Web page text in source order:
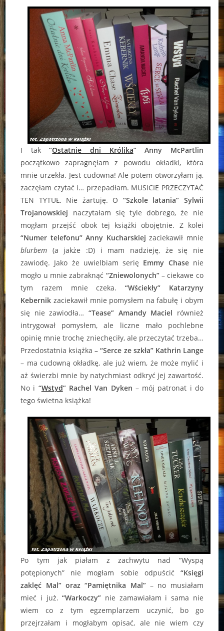
I tak“Ostatnie dni Królika” Anny McPartlin
początkowo zapragnęłam z powodu okładki, która
mnie urzekła. Jest cudowna! Ale potem otworzyłam ją,
zaczęłam czytać i… przepadłam. MUSICIE PRZECZYTAĆ
TEN TYTUŁ. Nie żartuję. O “Szkole latania” Sylwii
Trojanowskiej naczytałam się tyle dobrego, że nie
mogłam przejść obok tej książki obojętnie. Z kolei
“Numer telefonu” Anny Kucharskiej zaciekawił mnie
blurbem (a jakże :D) i mam nadzieję, że się nie
zawiodę. Jako że uwielbiam serię Emmy Chasenie
mogło u mnie zabraknąć “Zniewolonych”– ciekawe co
tym razem mnie czeka.“Wściekły” Katarzyny
Kebernik zaciekawił mnie pomysłem na fabułę i obym
się nie zawiodła… “Tease” Amandy Maciel również
intrygował pomysłem, ale liczne mało pochlebne
opinię mnie trochę zniechęciły, ale przeczytać trzeba…
Przedostatnia książka –“Serce ze szkła” Kathrin Lange
– ma cudowną okładkę, ale już wiem, że może mylić i
aż świerzbi mnie by natychmiast odkryć jej zawartość.
No i “Wstyd” Rachel Van Dyken – mój patronat i do
tego świetna książka!
Po tym jak piałam z zachwytu nad “Wyspą
potępionych” nie mogłam sobie odpuścić “Księgi
zaklęć Mal” oraz “Pamiętnika Mal”– no musiałam
mieć i już.“Warkoczy” nie zamawiałam i sama nie
wiem co z tym egzemplarzem uczynić, bo go
przejrzałam i mogłabym opisać, ale nie wiem czy